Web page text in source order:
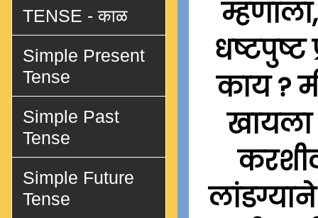
धष्टपुष्ट
काय ?
खायला
TENSE - काळ
Simple Present
Tense
Simple Past
Tense
Simple Future
Tense